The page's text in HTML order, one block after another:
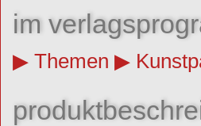
im
Themen